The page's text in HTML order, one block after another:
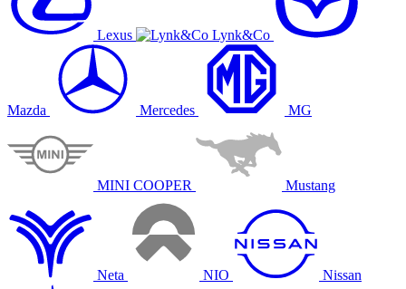
Lexus Lynk&Co
Mazda Mercedes MG
MINI COOPER Mustang
Neta NIO Nissan